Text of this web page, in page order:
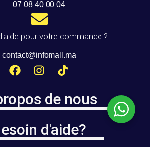
07 08 40 00 04
pour votre commande ?
contact@infomall.ma
de nous
d'aide?